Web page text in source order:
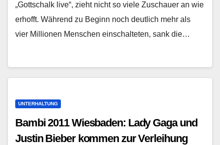
„Gottschalk live“, zieht nicht so viele Zuschauer an wie
erhofft. Während zu Beginn noch deutlich mehr als
vier Millionen Menschen einschalteten, sank die…
UNTERHALTUNG
Bambi 2011 Wiesbaden: Lady Gaga und
Justin Bieber kommen zur Verleihung